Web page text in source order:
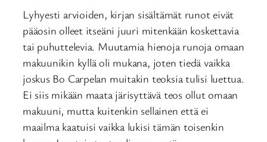
Lyhyesti arvioiden, kirjan sisältämät runot eivät
pääosin olleet itseäni juuri mitenkään koskettavia
tai puhuttelevia. Muutamia hienoja runoja omaan
makuunikin kyllä oli mukana, joten tiedä vaikka
joskus Bo Carpelan muitakin teoksia tulisi luettua.
Ei siis mikään maata järisyttävä teos ollut omaan
makuuni, mutta kuitenkin sellainen että ei
maailma kaatuisi vaikka lukisi tämän toisenkin